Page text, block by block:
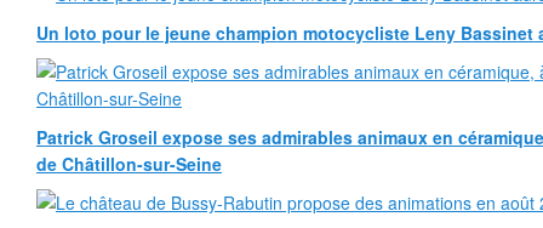
Un loto pour le jeune champion motocycliste Leny Bassinet
Patrick Groseil expose ses admirables animaux en
de Châtillon-sur-Seine